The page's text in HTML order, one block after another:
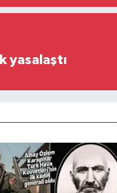
yasalaştı